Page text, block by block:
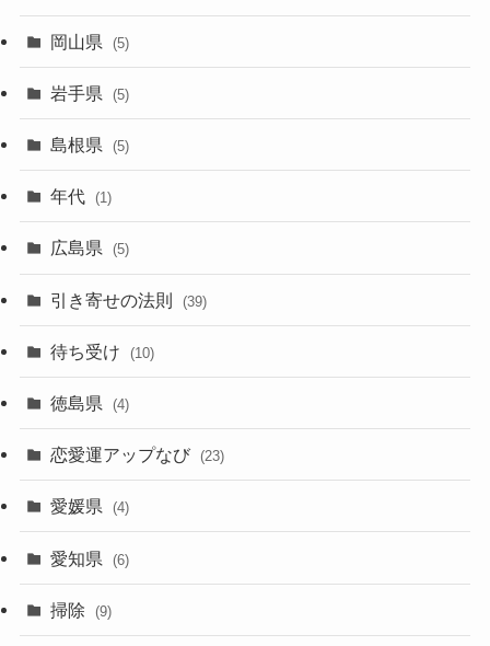
岡山県 (5)
岩手県 (5)
島根県 (5)
年代 (1)
広島県 (5)
引き寄せの法則 (39)
待ち受け (10)
徳島県 (4)
恋愛運アップなび (23)
愛媛県 (4)
愛知県 (6)
掃除 (9)